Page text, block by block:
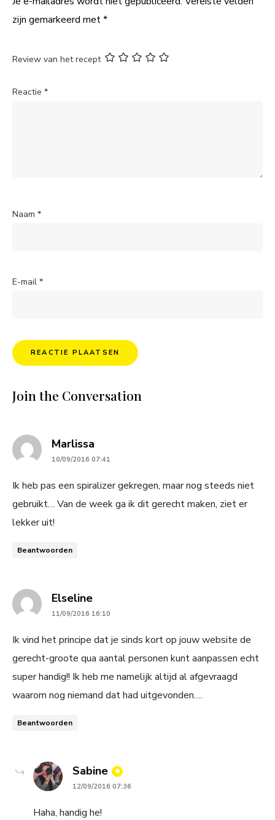
zijn gemarkeerd met*
Review van het recept
Reactie *
Naam *
E-mail *
Join the Conversation
Marlissa
10/09/2016 07:41
Ik heb pas een spiralizer gekregen, maar nog steeds niet
gebruikt… Van de week ga ik dit gerecht maken, ziet er
lekker uit!
Beantwoorden
Elselinesays:
11/09/2016 16:10
Ik vind het principe dat je sinds kort op jouw website de
gerecht-groote qua aantal personen kunt aanpassen echt
super handig!! Ik heb me namelijk altijd al afgevraagd
waarom nog niemand dat had uitgevonden….
Beantwoorden
Sabine says:
12/09/2016 07:36
Haha, handig he!